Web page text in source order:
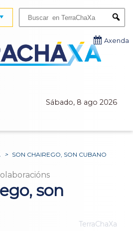
Sábado, 8 ago 2026
Axenda
> SON CHAIREGO, SON CUBANO
son
TerraChaXa